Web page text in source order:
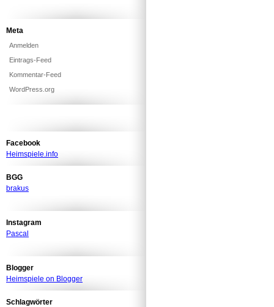
Meta
Anmelden
Eintrags-Feed
Kommentar-Feed
WordPress.org
Facebook
Heimspiele.info
BGG
brakus
Instagram
Pascal
Blogger
Heimspiele on Blogger
Schlagwörter